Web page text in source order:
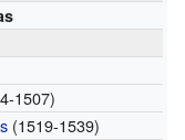
1507)
(1519-1539)